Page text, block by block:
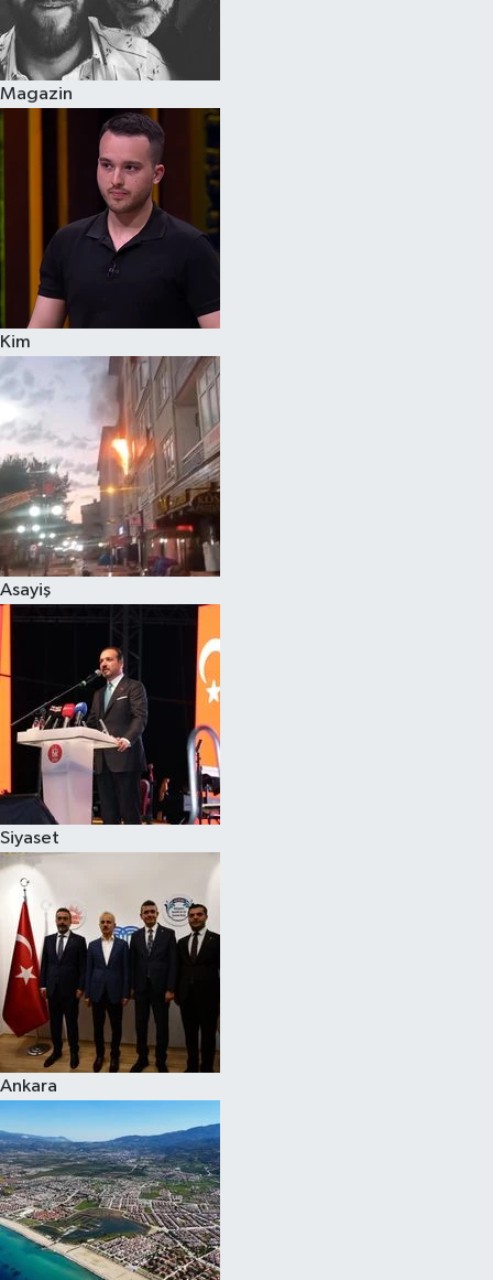
Magazin
Kim
Asayiş
Siyaset
Ankara
Spor
Burç Yorumları
Çocuk
Eğitim
Hava Durumu
Kadın
Kim kimdir?
Kültür Sanat
Sağlık
Siyaset
Teknoloji
Televizyon
Yaşam-Çevre